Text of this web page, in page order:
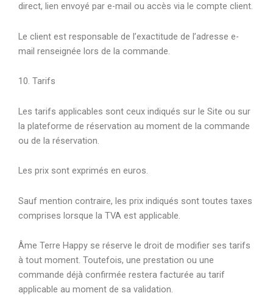
direct, lien envoyé par e-mail ou accès via le compte client.
Le client est responsable de l’exactitude de l’adresse e-
mail renseignée lors de la commande.
10. Tarifs
Les tarifs applicables sont ceux indiqués sur le Site ou sur
la plateforme de réservation au moment de la commande
ou de la réservation.
Les prix sont exprimés en euros.
Sauf mention contraire, les prix indiqués sont toutes taxes
comprises lorsque la TVA est applicable.
Âme Terre Happy se réserve le droit de modifier ses tarifs
à tout moment. Toutefois, une prestation ou une
commande déjà confirmée restera facturée au tarif
applicable au moment de sa validation.